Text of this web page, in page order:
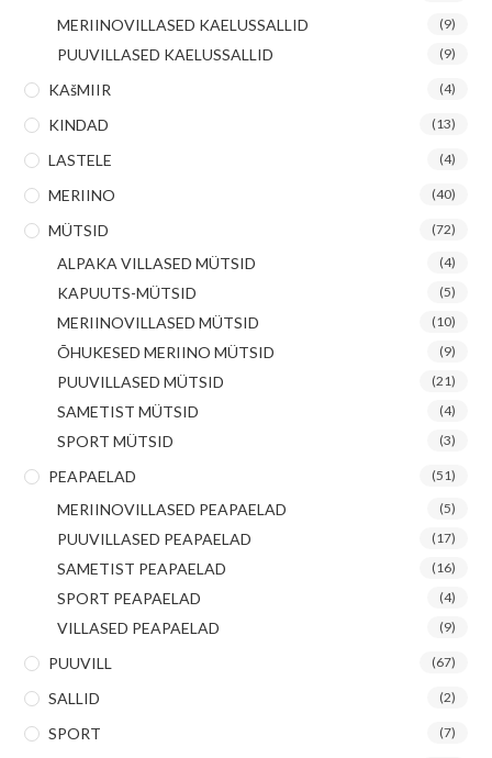
MERIINOVILLASED KAELUSSALLID
(9)
PUUVILLASED KAELUSSALLID (9)
KAšMIIR (4)
KINDAD (13)
LASTELE (4)
MERIINO (40)
MÜTSID (72)
ALPAKA VILLASED MÜTSID (4)
KAPUUTS-MÜTSID (5)
MERIINOVILLASED MÜTSID (10)
ÕHUKESED MERIINO MÜTSID (9)
PUUVILLASED MÜTSID (21)
SAMETIST MÜTSID (4)
SPORT MÜTSID (3)
PEAPAELAD (51)
MERIINOVILLASED PEAPAELAD (5)
PUUVILLASED PEAPAELAD (17)
SAMETIST PEAPAELAD (16)
SPORT PEAPAELAD (4)
VILLASED PEAPAELAD (9)
PUUVILL (67)
SALLID (2)
SPORT (7)